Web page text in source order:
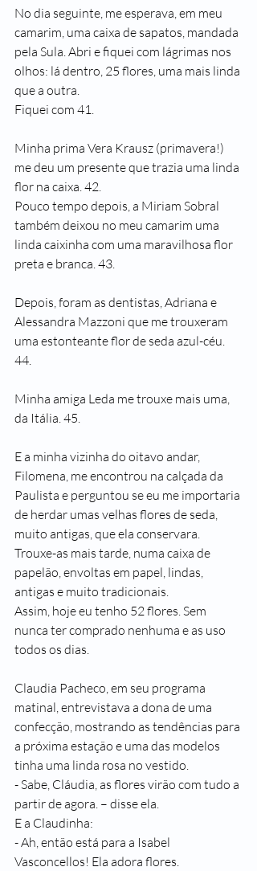
No dia seguinte, me esperava, em meu
camarim, uma caixa de sapatos, mandada
pela Sula. Abri e fiquei com lágrimas nos
olhos: lá dentro, 25 flores, uma mais linda
que a outra.
Fiquei com 41.
Minha prima Vera Krausz (primavera!)
me deu um presente que trazia uma linda
flor na caixa. 42.
Pouco tempo depois, a Miriam Sobral
também deixou no meu camarim uma
linda caixinha com uma maravilhosa flor
preta e branca. 43.
Depois, foram as dentistas, Adriana e
Alessandra Mazzoni que me trouxeram
uma estonteante flor de seda azul-céu.
44.
Minha amiga Leda me trouxe mais uma,
da Itália. 45.
E a minha vizinha do oitavo andar,
Filomena, me encontrou na calçada da
Paulista e perguntou se eu me importaria
de herdar umas velhas flores de seda,
muito antigas, que ela conservara.
Trouxe-as mais tarde, numa caixa de
papelão, envoltas em papel, lindas,
antigas e muito tradicionais.
Assim, hoje eu tenho 52 flores. Sem
nunca ter comprado nenhuma e as uso
todos os dias.
Claudia Pacheco, em seu programa
matinal, entrevistava a dona de uma
confecção, mostrando as tendências para
a próxima estação e uma das modelos
tinha uma linda rosa no vestido.
- Sabe, Cláudia, as flores virão com tudo a
partir de agora. – disse ela.
E a Claudinha:
- Ah, então está para a Isabel
Vasconcellos! Ela adora flores.